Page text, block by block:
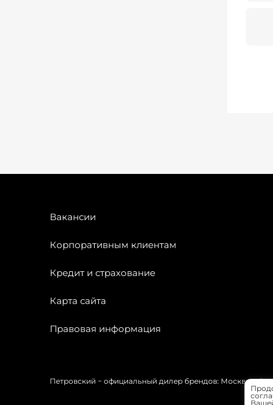
Вакансии
Корпоративным клиентам
Кредит и страхование
Карта сайта
Правовая информация
Петровский − официальный дилер брендов: Москвич,